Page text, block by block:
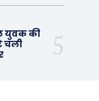
युवक की
चली